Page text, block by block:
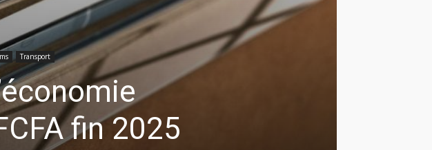
Transport
fin 2025